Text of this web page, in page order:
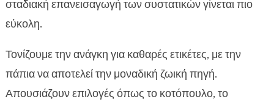
σταδιακή επανεισαγωγή των συστατικών γίνεται πιο
εύκολη.
Τονίζουμε την ανάγκη για καθαρές ετικέτες, με την
πάπια να αποτελεί την μοναδική ζωική πηγή.
Απουσιάζουν επιλογές όπως το κοτόπουλο, το